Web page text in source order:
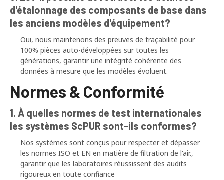
d'étalonnage des composants de base dans
les anciens modèles d'équipement?
Oui, nous maintenons des preuves de traçabilité pour
100% pièces auto-développées sur toutes les
générations, garantir une intégrité cohérente des
données à mesure que les modèles évoluent.
Normes & Conformité
1. À quelles normes de test internationales
les systèmes ScPUR sont-ils conformes?
Nos systèmes sont conçus pour respecter et dépasser
les normes ISO et EN en matière de filtration de l'air.,
garantir que les laboratoires réussissent des audits
rigoureux en toute confiance